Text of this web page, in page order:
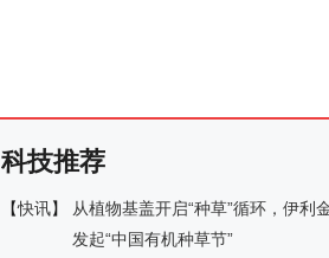
科技推荐
【快讯】
从植物基盖开启“种草”循环，伊利
发起“中国有机种草节”